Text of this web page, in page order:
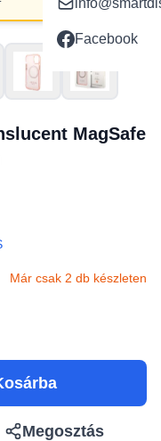
Facebook
MagSafe
Már csak 2 db készleten
Megosztás